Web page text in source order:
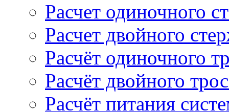
Расчет одиночного
Расчет двойного
Расчёт одиночного
Расчёт двойного
Расчёт питания